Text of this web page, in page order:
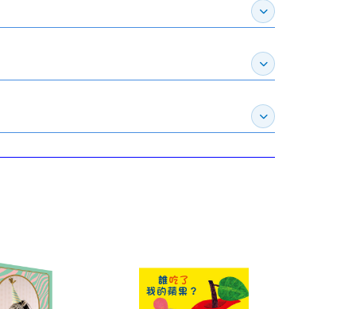
展開作家介紹
展開推薦專區
展開訂購須知